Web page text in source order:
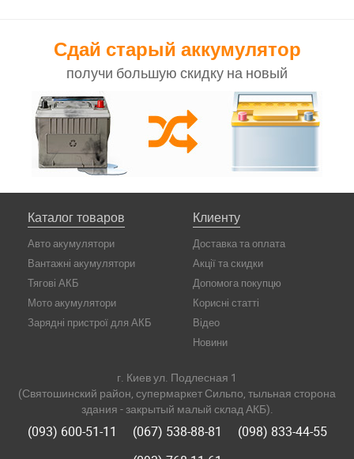
Сдай старый аккумулятор
получи большую скидку на новый
Каталог товаров
Авто акумулятори
Вантажні акумулятори
Тягові АКБ
Мото акумулятори
Зарядні пристрої для АКБ
Клиенту
Доставка та оплата
Акції та скидки
Допомога покупцю
Корисні статті
Відео
Новини
г. Киев ул. Подлесная 1
(Святошинский район, супермаркет Сильпо, тыльная сторона
здания - закрытый малый склад АКБ).
(093) 600-51-11 (067) 538-88-81
(098) 833-44-55